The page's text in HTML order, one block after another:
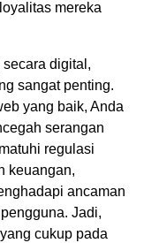
mereka
digital,
sangat penting.
yang baik, Anda
serangan
regulasi
keuangan,
ancaman
Jadi,
cukup pada